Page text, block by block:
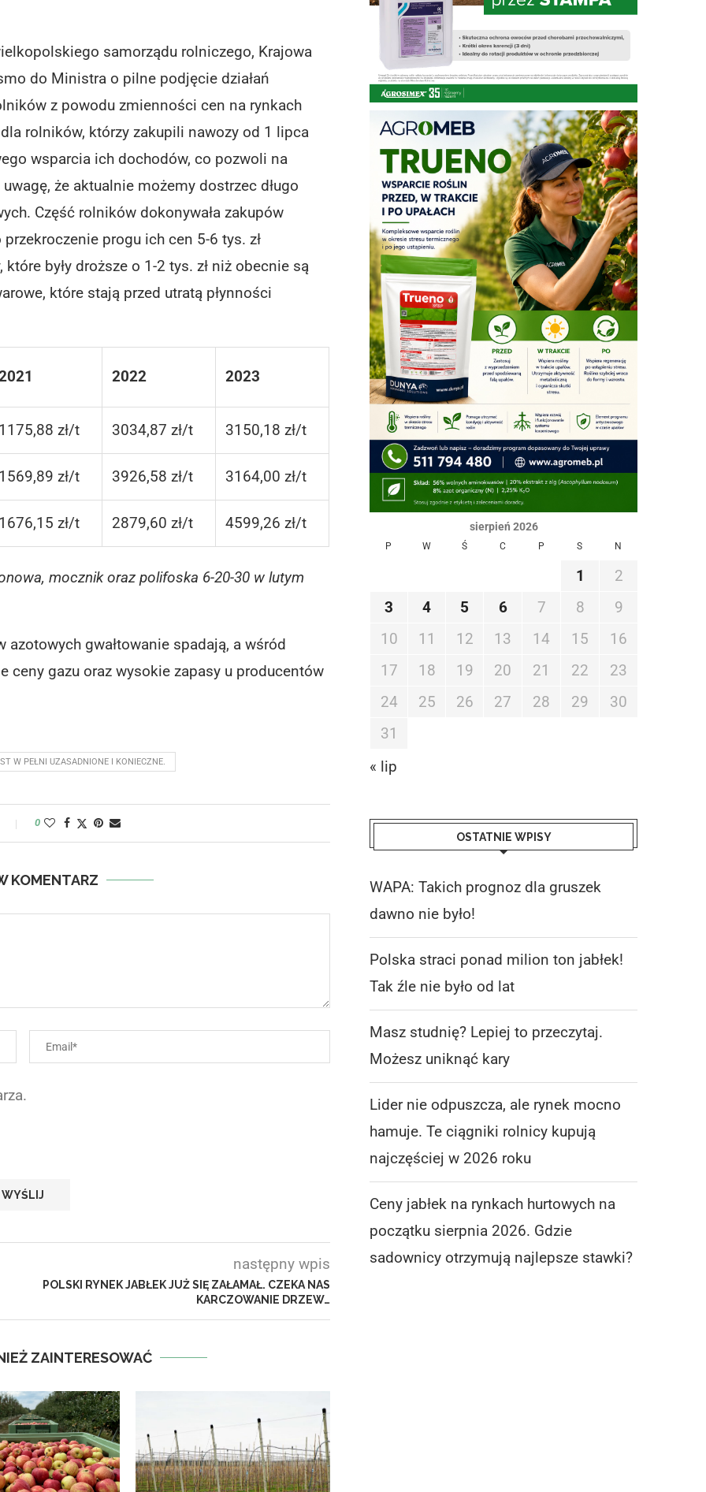
samorządu rolniczego, Krajowa
do Ministra o pilne podjęcie działań
z powodu zmienności cen na rynkach
rolników, którzy zakupili nawozy od 1 lipca
wsparcia ich dochodów, co pozwoli na
że aktualnie możemy dostrzec długo
Część rolników dokonywała zakupów
progu ich cen 5-6 tys. zł
były droższe o 1-2 tys. zł niż obecnie są
które stają przed utratą płynności
2022 2023
zł/t 3034,87 zł/t 3150,18 zł/t
zł/t 3926,58 zł/t 3164,00 zł/t
zł/t 2879,60 zł/t 4599,26 zł/t
mocznik oraz polifoska 6-20-30 w lutym
gwałtowanie spadają, a wśród
gazu oraz wysokie zapasy u producentów
W PEŁNI UZASADNIONE I KONIECZNE.
0
KOMENTARZ
następny wpis
POLSKI RYNEK JABŁEK JUŻ SIĘ ZAŁAMAŁ. CZEKA NAS
KARCZOWANIE DRZEW…
ZAINTERESOWAĆ
sierpień 2026
P W Ś C P S N
1
2
3
4 5 6 7 8
9
10
11 12 13 14 15
16
17
18 19 20 21 22
23
24
25 26 27 28 29
30
31
« lip
OSTATNIE WPISY
WAPA: Takich prognoz dla gruszek
dawno nie było!
Polska straci ponad milion ton jabłek!
Tak źle nie było od lat
Masz studnię? Lepiej to przeczytaj.
Możesz uniknąć kary
Lider nie odpuszcza, ale rynek mocno
hamuje. Te ciągniki rolnicy kupują
najczęściej w 2026 roku
Ceny jabłek na rynkach hurtowych na
początku sierpnia 2026. Gdzie
sadownicy otrzymują najlepsze stawki?